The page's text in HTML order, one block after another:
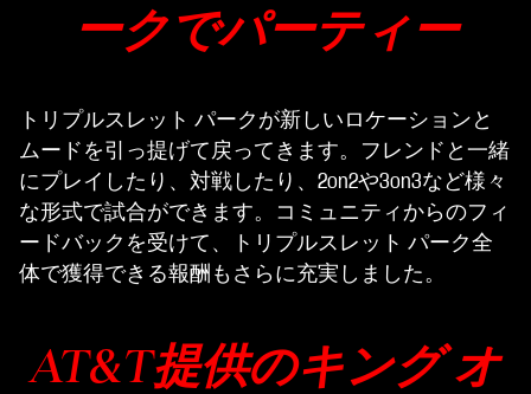
ークでパーティー
トリプルスレット パークが新しいロケーションと
ムードを引っ提げて戻ってきます。フレンドと一緒
にプレイしたり、対戦したり、2on2や3on3など様々
な形式で試合ができます。コミュニティからのフィ
ードバックを受けて、トリプルスレット パーク全
体で獲得できる報酬もさらに充実しました。
AT&T提供のキング オ